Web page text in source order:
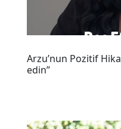
Arzu’nun Pozitif
edin”